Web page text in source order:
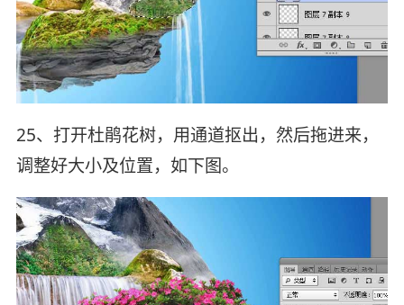
25、打开杜鹃花树，用通道抠出，然后拖进来，
调整好大小及位置，如下图。